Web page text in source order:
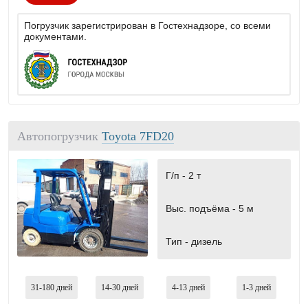
Погрузчик зарегистрирован в Гостехнадзоре, со всеми
документами.
Автопогрузчик Toyota 7FD20
Г/п - 2 т
Выс. подъёма - 5 м
Тип - дизель
31-180 дней 14-30 дней 4-13 дней 1-3 дней